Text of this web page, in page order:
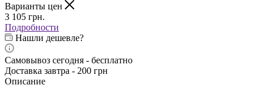
Варианты цен
3 105 грн.
Подробности
Нашли дешевле?
Самовывоз сегодня - бесплатно
Доставка завтра - 200 грн
Описание